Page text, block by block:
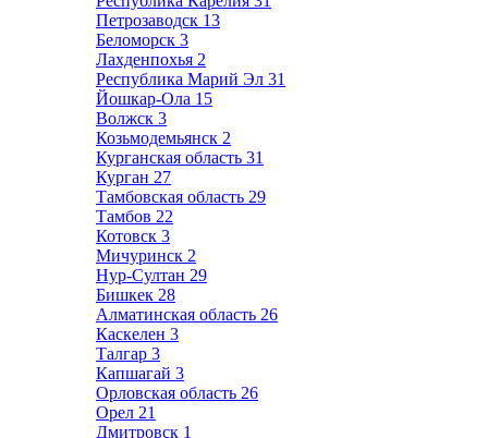
Петрозаводск 13
Беломорск 3
Лахденпохья 2
Республика Марий Эл 31
Йошкар-Ола 15
Волжск 3
Козьмодемьянск 2
Курганская область 31
Курган 27
Тамбовская область 29
Тамбов 22
Котовск 3
Мичуринск 2
Нур-Султан 29
Бишкек 28
Алматинская область 26
Каскелен 3
Талгар 3
Капшагай 3
Орловская область 26
Орел 21
Дмитровск 1